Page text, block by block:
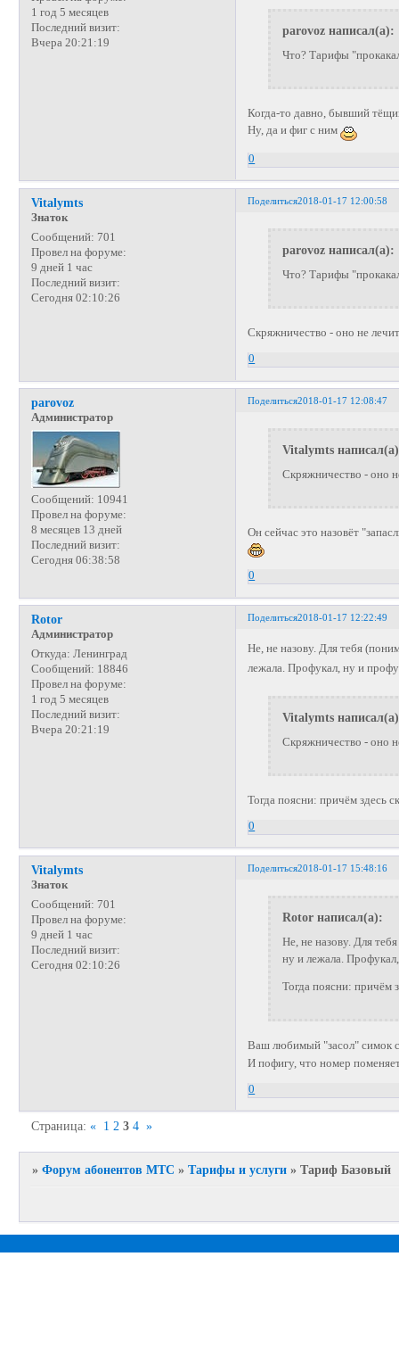
1 год 5 месяцев
Последний визит:
Вчера 20:21:19
parovoz написал(а):
Что? Тарифы
Когда-то давно, бывший
Ну, да и фиг с ним
0
Поделиться2018-01-17 12:00:58
Vitalymts
Знаток
Сообщений: 701
Провел на форуме:
9 дней 1 час
Последний визит:
Сегодня 02:10:26
parovoz написал(а):
Что? Тарифы
Скряжничество - оно не
0
Поделиться2018-01-17 12:08:47
parovoz
Администратор
Сообщений: 10941
Провел на форуме:
8 месяцев 13 дней
Последний визит:
Сегодня 06:38:58
Vitalymts
Скряжничество - оно
Он сейчас это назовёт
0
Поделиться2018-01-17 12:22:49
Rotor
Администратор
Откуда: Ленинград
Сообщений: 18846
Провел на форуме:
1 год 5 месяцев
Последний визит:
Вчера 20:21:19
Не, не назову. Для тебя
лежала. Профукал, ну и
Vitalymts
Скряжничество - оно
Тогда поясни: причём здесь
0
Поделиться2018-01-17 15:48:16
Vitalymts
Знаток
Сообщений: 701
Провел на форуме:
9 дней 1 час
Последний визит:
Сегодня 02:10:26
Rotor написал(а):
Не, не назову. Для
ну и лежала.
Тогда поясни: причём
Ваш любимый "засол" симок
И пофигу, что номер
0
Страница:« 1 2 3 4 »
»Форум абонентов МТС »Тарифы и услуги »Тариф Базовый